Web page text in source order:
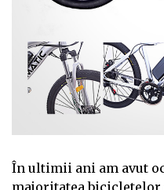
În ultimii ani am avut
majoritatea bicicletelor